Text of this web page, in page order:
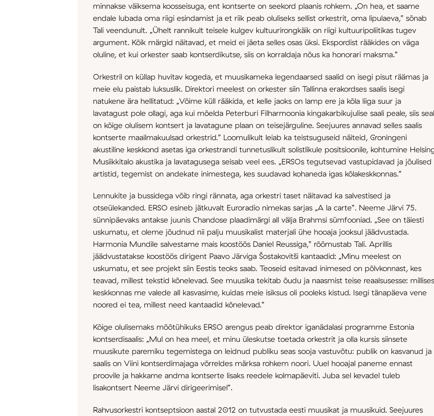
minnakse väiksema koosseisuga, ent kontserte on seekord plaanis rohkem. „On hea, et saame
endale lubada oma riigi esindamist ja et riik peab oluliseks sellist orkestrit, oma lipulaeva,” sõnab
Tali veendunult. „Ühelt rannikult teisele kulgev kultuurirongkäik on riigi kultuuripoliitikas tugev
argument. Kõik märgid näitavad, et meid ei jäeta selles osas üksi. Ekspordist rääkides on väga
oluline, et kui orkester saab kontserdikutse, siis on korraldaja nõus ka honorari maksma.”
Orkestril on küllap huvitav kogeda, et muusikameka legendaarsed saalid on isegi pisut räämas ja
meie elu paistab luksuslik. Direktori meelest on orkester siin Tallinna erakordses saalis isegi
natukene ära hellitatud: „Võime küll rääkida, et kelle jaoks on lamp ere ja kõla liiga suur ja
lavatagust pole ollagi, aga kui mõelda Peterburi Filharmoonia kingakarbikujulise saali peale, siis seal
on kõige olulisem kontsert ja lavatagune plaan on teisejärguline. Seejuures annavad selles saalis
kontserte maailmakuulsad orkestrid.” Loomulikult leiab ka teistsuguseid näiteid, Groningeni
akustiline keskkond asetas iga orkestrandi tunnetuslikult solistlikule positsioonile, kohtumine
Musiikkitalo akustika ja lavatagusega seisab veel ees. „ERSOs tegutsevad vastupidavad ja jõulised
artistid, tegemist on andekate inimestega, kes suudavad kohaneda igas kõlakeskkonnas.”
Lennukite ja bussidega võib ringi rännata, aga orkestri taset näitavad ka salvestised ja
otseülekanded. ERSO esineb jätkuvalt Euroradio nimekas sarjas „A la carte”. Neeme Järvi 75.
sünnipäevaks antakse juunis Chandose plaadimärgi all välja Brahmsi sümfooniad. „See on täiesti
uskumatu, et oleme jõudnud nii palju muusikalist materjali ühe hooaja jooksul jäädvustada.
Harmonia Mundile salvestame mais koostöös Daniel Reussiga,” rõõmustab Tali. Aprillis
jäädvustatakse koostöös dirigent Paavo Järviga Šostakovitši kantaadid: „Minu meelest on
uskumatu, et see projekt siin Eestis teoks saab. Teoseid esitavad inimesed on põlvkonnast, kes
teavad, millest tekstid kõnelevad. See muusika tekitab õudu ja naasmist teise reaalsusesse: millises
keskkonnas me valede all kasvasime, kuidas meie isiksus oli pooleks kistud. Isegi tänapäeva vene
noored ei tea, millest need kantaadid kõnelevad.”
Kõige olulisemaks mõõtühikuks ERSO arengus peab direktor iganädalasi programme Estonia
kontserdisaalis: „Mul on hea meel, et minu üleskutse toetada orkestrit ja olla kursis siinsete
muusikute paremiku tegemistega on leidnud publiku seas sooja vastuvõtu: publik on kasvanud ja
saalis on Viini kontserdimajaga võrreldes märksa rohkem noori. Uuel hooajal paneme ennast
proovile ja hakkame andma kontserte lisaks reedele kolmapäeviti. Juba sel kevadel tuleb
lisakontsert Neeme Järvi dirigeerimisel”.
Rahvusorkestri kontseptsioon aastal 2012 on tutvustada eesti muusikat ja muusikuid. Seejuures